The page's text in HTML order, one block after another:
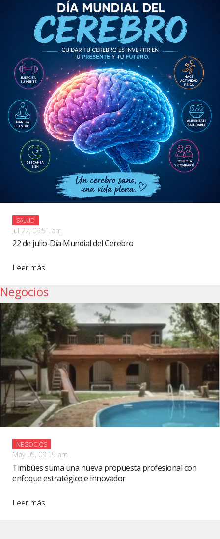
SALUD
Jul 22, 09:51 am
22 de julio-Día Mundial del Cerebro
Leer más
Negocios
NEGOCIOS
May 05, 09:19 am
Timbúes suma una nueva propuesta profesional con
enfoque estratégico e innovador
Leer más